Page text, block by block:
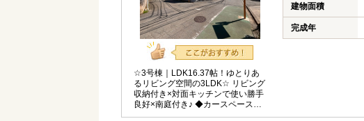
☆3号棟｜LDK16.37帖！ゆとりあ
るリビング空間の3LDK☆ リビング
収納付き×対面キッチンで使い勝手
良好×南庭付き♪ ◆カースペース並
列2台可◆全室収納◆6.5帖居室2部
建物面積
完成年